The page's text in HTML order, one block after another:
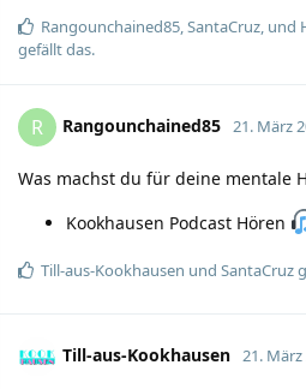
Rangounchained85,SantaCruz, und
gefällt das.
R Rangounchained85 21. März
Was machst du für deine mentale
Kookhausen Podcast Hören
Till-aus-Kookhausen und SantaCruz
Till-aus-Kookhausen 21. März